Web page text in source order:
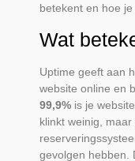
betekent en hoe
Wat
Uptime geeft aan
website online en
99,9% is je
klinkt weinig,
gevolgen hebben.